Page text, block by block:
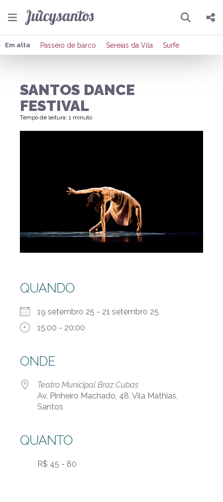
Pesquisar
Compartilhar
Em alta Passeio de barco Sereias da Vila Surfe
SANTOS DANCE
FESTIVAL
Tempo de leitura: 1 minuto
QUANDO
19 setembro 25 - 21 setembro 25
15:00 - 20:00
ONDE
Teatro Municipal Braz Cubas
Av. Pinheiro Machado, 48, Vila Mathias,
Santos
QUANTO
R$ 45 - 80